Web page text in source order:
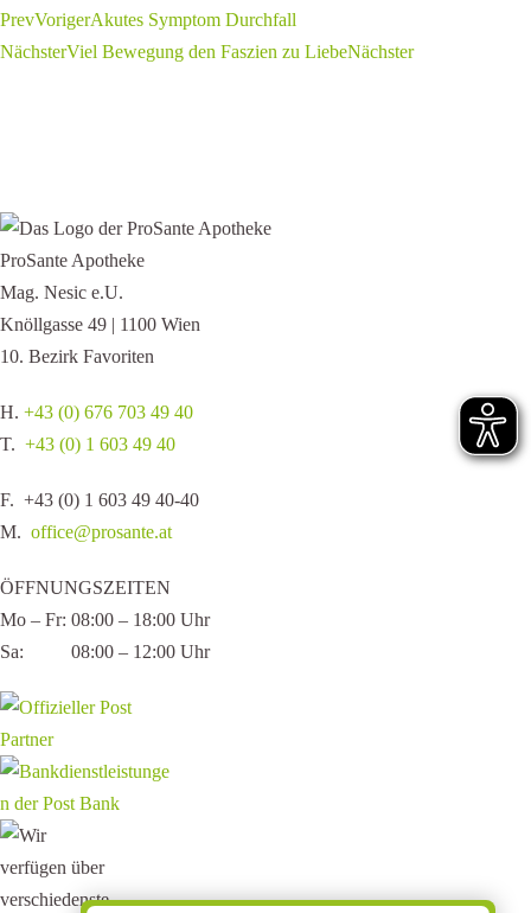
PrevVorigerAkutes Symptom Durchfall
NächsterViel Bewegung den Faszien zu LiebeNächster
ProSante Apotheke
Mag. Nesic e.U.
Knöllgasse 49 | 1100 Wien
10. Bezirk Favoriten
H. +43 (0) 676 703 49 40
T. +43 (0) 1 603 49 40
F. +43 (0) 1 603 49 40-40
M. office@prosante.at
ÖFFNUNGSZEITEN
Mo – Fr: 08:00 – 18:00 Uhr
Sa: 08:00 – 12:00 Uhr